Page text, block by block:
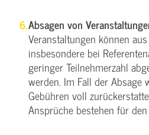
Absagen von
Veranstaltungen können
insbesondere bei
geringer Teilnehmerzahl
werden. Im Fall der Absage
Gebühren voll
Ansprüche bestehen für